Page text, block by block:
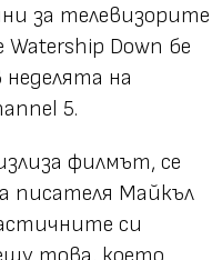
за телевизорите
Down бе
неделята на
5.
филмът, се
писателя Майкъл
си